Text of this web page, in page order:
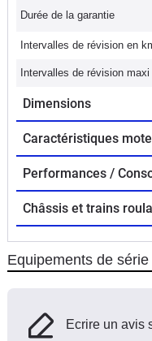
Durée de la garantie
Intervalles de révision en
Intervalles de révision maxi
Dimensions
Caractéristiques
Performances /
Châssis et trains
Equipements de série
Ecrire un avis